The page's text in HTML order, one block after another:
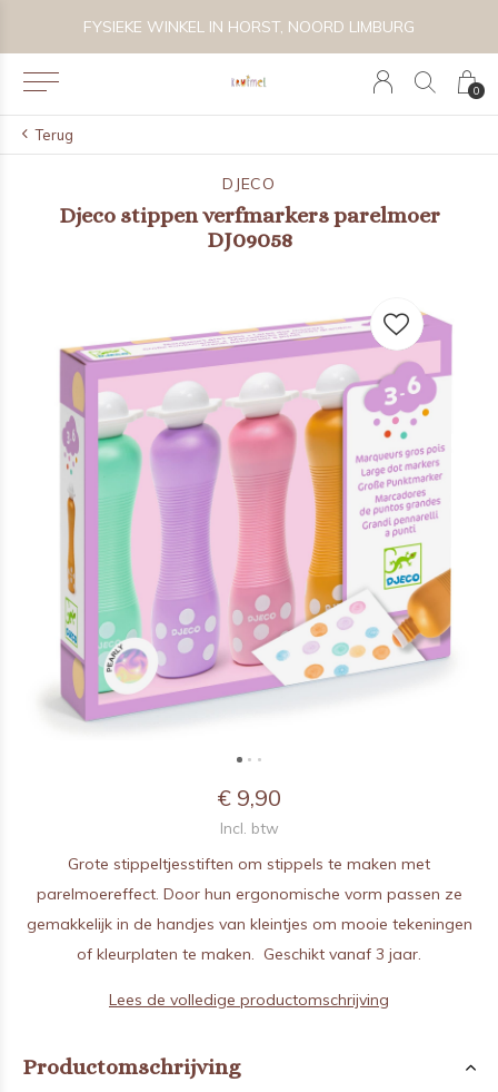
0
FYSIEKE WINKEL IN HORST, NOORD LIMBURG
Terug
DJECO
Djeco stippen verfmarkers parelmoer
DJ09058
€ 9,90
Incl. btw
Grote stippeltjesstiften om stippels te maken met
parelmoereffect. Door hun ergonomische vorm passen ze
gemakkelijk in de handjes van kleintjes om mooie tekeningen
of kleurplaten te maken. Geschikt vanaf 3 jaar.
Lees de volledige productomschrijving
Productomschrijving